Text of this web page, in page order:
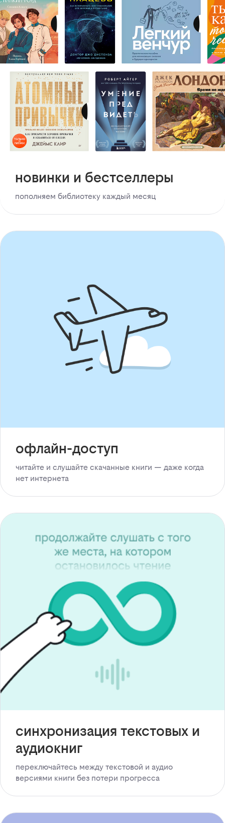
новинки и бестселлеры
пополняем библиотеку каждый месяц
офлайн-доступ
читайте и слушайте скачанные книги — даже когда
нет интернета
синхронизация текстовых и
аудиокниг
переключайтесь между текстовой и аудио
версиями книги без потери прогресса